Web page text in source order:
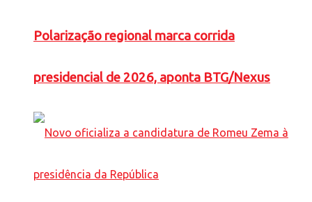
Polarização regional marca corrida
presidencial de 2026, aponta BTG/Nexus